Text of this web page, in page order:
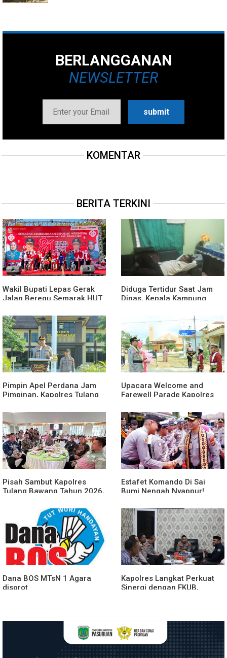
BERLANGGANAN
NEWSLETTER
KOMENTAR
BERITA TERKINI
Wakil Bupati Lepas Gerak
Jalan Beregu Semarak HUT
Diduga Tertidur Saat Jam
Dinas, Kepala Kampung
Pimpin Apel Perdana Jam
Pimpinan, Kapolres Tulang
dan Penekanan Pada
Personil
Upacara Welcome and
Farewell Parade Kapolres
Berlangsung Khidmat
Pisah Sambut Kapolres
Tulang Bawang Tahun 2026,
Forkopimda untuk Menjaga
Stabilitas Daerah
Estafet Komando Di Sai
Bumi Nengah Nyappur!
Dan Penyerahan Tunggul
Kesatuan Polres Tulang
Bawang Berlangsung
Spektakuler
Dana BOS MTsN 1 Agara
disorot
Kapolres Langkat Perkuat
Sinergi dengan FKUB,